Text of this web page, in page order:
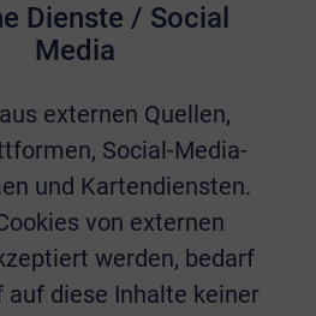
Dienste / Social
Media
externen Quellen,
Social-Media-
und Kartendiensten.
von externen
werden, bedarf
auf diese Inhalte keiner